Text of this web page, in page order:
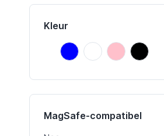
Kleur
Blauw
BlauwOnbekend
Onbekend
Roze
Roze Zwart
Zwart
MagSafe-compatibel